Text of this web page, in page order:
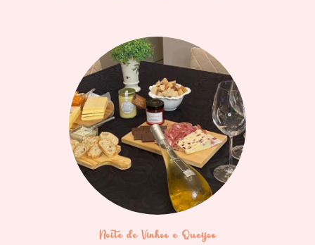
Noite de Vinhos e Queijos